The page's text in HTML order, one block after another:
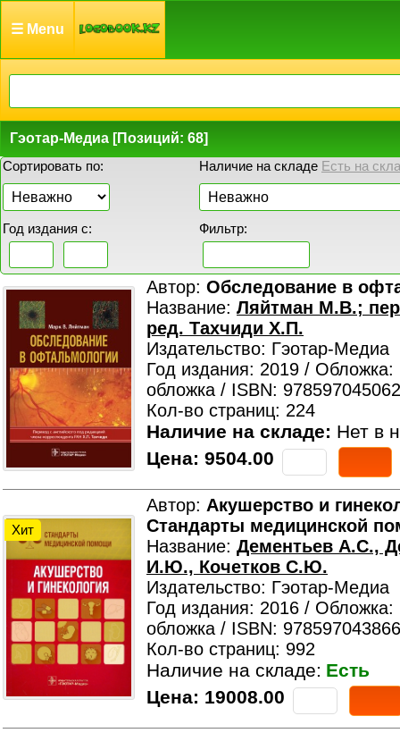
☰ Menu
Гэотар-Медиа [Позиций: 68]
Сортировать по: Наличие на складе Есть на
Год издания с: Фильтр:
Автор: Обследование в
Название: Ляйтман М.В.;
ред. Тахчиди Х.П.
Издательство: Гэотар-Медиа
Год издания: 2019 / Обложка:
обложка / ISBN:
Кол-во страниц: 224
Наличие на складе: Нет в
Цена: 9504.00
Хит
Автор: Акушерство и
Стандарты медицинской
Название: Дементьев А.С.,
И.Ю., Кочетков С.Ю.
Издательство: Гэотар-Медиа
Год издания: 2016 / Обложка:
обложка / ISBN:
Кол-во страниц: 992
Наличие на складе: Есть
Цена: 19008.00